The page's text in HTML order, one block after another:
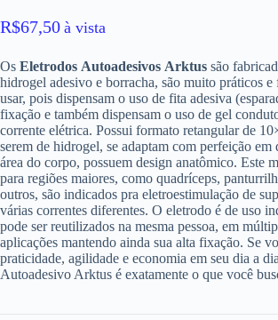
R$67,50 à vista
Os Eletrodos Autoadesivos Arktus são
hidrogel adesivo e borracha, são muito práticos e
usar, pois dispensam o uso de fita adesiva
fixação e também dispensam o uso de gel
corrente elétrica. Possui formato retangular de
serem de hidrogel, se adaptam com perfeição em
área do corpo, possuem design anatômico. Este
para regiões maiores, como quadríceps,
outros, são indicados pra eletroestimulação de
várias correntes diferentes. O eletrodo é de uso
pode ser reutilizados na mesma pessoa, em
aplicações mantendo ainda sua alta fixação. Se
praticidade, agilidade e economia em seu dia a
Autoadesivo Arktus é exatamente o que você